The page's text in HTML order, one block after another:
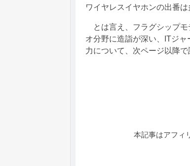
ワイヤレスイヤホンの出番
とは言え、フラグシップモ
オ分野に造詣が深い、ITジ
力について、次ページ以降
本記事はアフィ